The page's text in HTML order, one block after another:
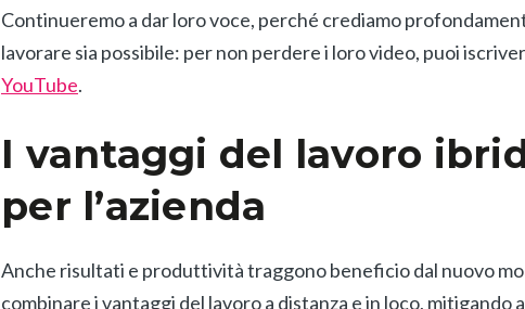
Continueremo a dar loro voce, perché crediamo
lavorare sia possibile: per non perdere i loro video, puoi
YouTube.
I vantaggi del lavoro
per l’azienda
Anche risultati e produttività traggono beneficio dal nuovo
combinare i vantaggi del lavoro a distanza e in loco,